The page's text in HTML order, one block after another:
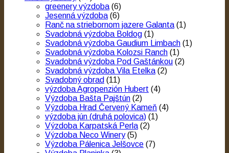
greenery výzdoba (6)
Jesenná výzdoba (6)
Ranč na striebornom jazere Galanta (1)
Svadobná výzdoba Boldog (1)
Svadobná výzdoba Gaudium Limbach (1)
Svadobná výzdoba Kolozsi Ranch (1)
Svadobná výzdoba Pod Gaštánkou (2)
Svadobná výzdoba Vila Etelka (2)
Svadobný obrad (11)
výzdoba Agropenzión Hubert (4)
Výzdoba Bašta Pajštún (2)
Výzdoba Hrad Červený Kameň (4)
výzdoba jún (druhá polovica) (1)
Výzdoba Karpatská Perla (2)
Výzdoba Neco Winery (5)
Výzdoba Pálenica Jelšovce (7)